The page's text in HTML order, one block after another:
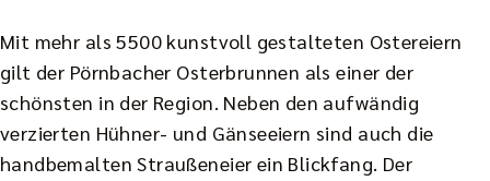
Mit mehr als 5500 kunstvoll gestalteten Ostereiern
gilt der Pörnbacher Osterbrunnen als einer der
schönsten in der Region. Neben den aufwändig
verzierten Hühner- und Gänseeiern sind auch die
handbemalten Straußeneier ein Blickfang. Der